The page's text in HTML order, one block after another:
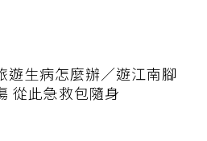
遊生病怎麼辦／遊江南腳
從此急救包隨身